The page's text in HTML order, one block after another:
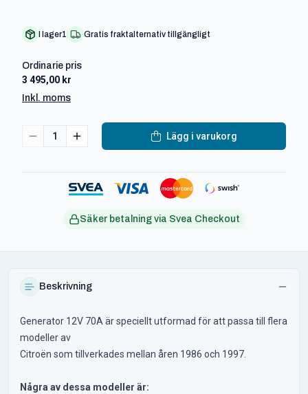
I lager1 Gratis fraktalternativ tillgängligt
Ordinarie pris
3 495,00 kr
Inkl. moms
1 Lägg i varukorg
Säker betalning via Svea Checkout
Beskrivning
Generator 12V 70A är speciellt utformad för att passa till flera
modeller av
Citroën som tillverkades mellan åren 1986 och 1997.
Några av dessa modeller är: